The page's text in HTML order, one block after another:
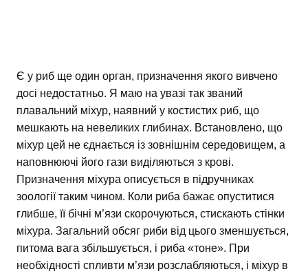
Є у риб ще один орган, призначення якого вивчено
досі недостатньо. Я маю на увазі так званий
плавальний міхур, наявний у костистих риб, що
мешкають на невеликих глибинах. Встановлено, що
міхур цей не єднається із зовнішнім середовищем, а
наповнюючі його гази виділяються з крові.
Призначення міхура описується в підручниках
зоології таким чином. Коли риба бажає опуститися
глибше, її бічні м’язи скорочуються, стискають стінки
міхура. Загальний обсяг риби від цього зменшується,
питома вага збільшується, і риба «тоне». При
необхідності спливти м’язи розслабляються, і міхур в